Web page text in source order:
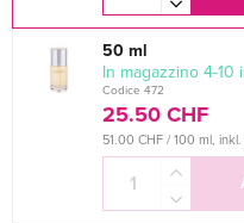
50 ml
In magazzino 4-10
Codice 472
25.50 CHF
51.00 CHF / 100 ml, inkl.